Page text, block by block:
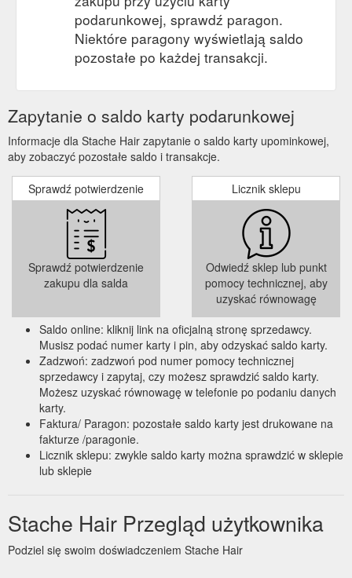
podarunkowej, sprawdź paragon.
Niektóre paragony wyświetlają saldo
pozostałe po każdej transakcji.
Zapytanie o saldo karty podarunkowej
Informacje dla Stache Hair zapytanie o saldo karty upominkowej,
aby zobaczyć pozostałe saldo i transakcje.
Sprawdź potwierdzenie
Sprawdź potwierdzenie
zakupu dla salda
Licznik sklepu
Odwiedź sklep lub punkt
pomocy technicznej, aby
uzyskać równowagę
Saldo online: kliknij link na oficjalną stronę sprzedawcy.
Musisz podać numer karty i pin, aby odzyskać saldo karty.
Zadzwoń: zadzwoń pod numer pomocy technicznej
sprzedawcy i zapytaj, czy możesz sprawdzić saldo karty.
Możesz uzyskać równowagę w telefonie po podaniu danych
karty.
Faktura/ Paragon: pozostałe saldo karty jest drukowane na
fakturze /paragonie.
Licznik sklepu: zwykle saldo karty można sprawdzić w sklepie
lub sklepie
Stache Hair Przegląd użytkownika
Podziel się swoim doświadczeniem Stache Hair